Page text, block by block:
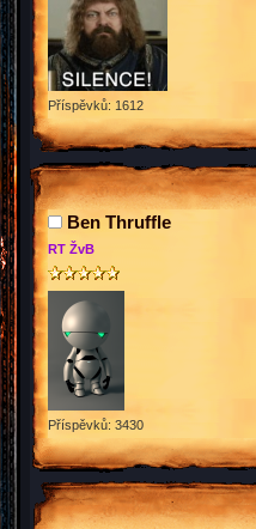
Příspěvků: 1612
Ben Thruffle
RT ŽvB
Příspěvků: 3430